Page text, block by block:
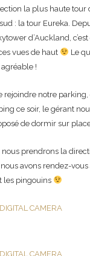
la plus haute tour
: la tour Eureka.
d’Auckland, c’est
vues de haut
Le
!
rejoindre notre
ce soir, le gérant
de dormir sur
prendrons la
avons rendez-vous
les pingouins